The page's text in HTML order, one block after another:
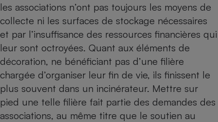
les associations n’ont pas toujours les moyens de
collecte ni les surfaces de stockage nécessaires
et par l’insuffisance des ressources financières qui
leur sont octroyées. Quant aux éléments de
décoration, ne bénéficiant pas d’une filière
chargée d’organiser leur fin de vie, ils finissent le
plus souvent dans un incinérateur. Mettre sur
pied une telle filière fait partie des demandes des
associations, au même titre que le soutien au